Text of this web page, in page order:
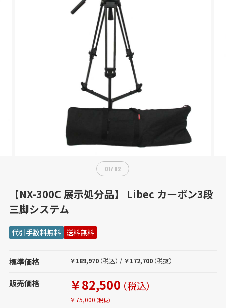
01/02
【NX-300C 展示処分品】 Libec カーボン3段
三脚システム
代引手数料無料 送料無料
標準価格 ￥189,970 （税込） / ￥172,700 （税抜）
販売価格 ￥82,500 （税込）
￥75,000 （税抜）